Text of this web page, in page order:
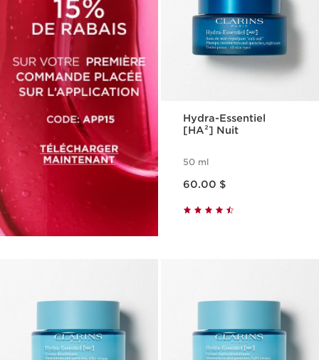
Hydra-Essentiel
[HA²] Nuit
50 ml
60.00 $